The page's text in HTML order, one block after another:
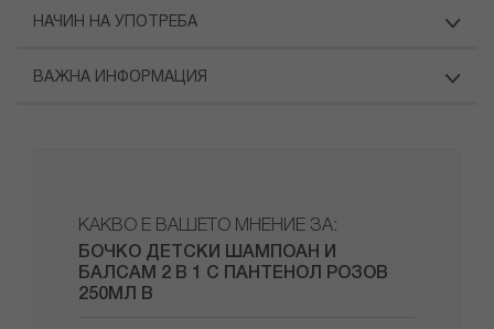
НАЧИН НА УПОТРЕБА
ВАЖНА ИНФОРМАЦИЯ
КАКВО Е ВАШЕТО МНЕНИЕ ЗА:
БОЧКО ДЕТСКИ ШАМПОАН И
БАЛСАМ 2 В 1 С ПАНТЕНОЛ РОЗОВ
250МЛ В